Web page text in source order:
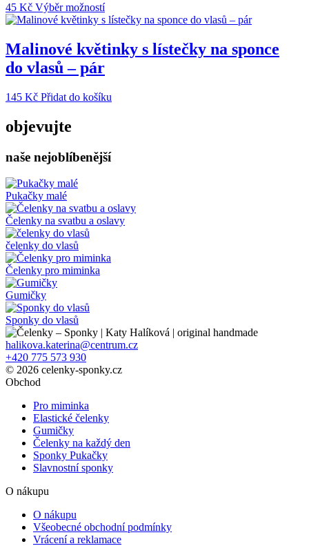
45 Kč Výběr možnostíTento
produkt
více
variant.
Možnosti
vybrat
na
Malinové květinky s lístečky na sponce
do vlasů – pár
145 Kč Přidat do košíku
objevujte
naše nejoblíbenější
Pukačky malé
Čelenky na svatbu a oslavy
čelenky do vlasů
Čelenky pro miminka
Gumičky
Sponky do vlasů
halikova.katerina@centrum.cz
+420 775 573 930
© 2026 celenky-sponky.cz
Obchod
Pro miminka
Elastické čelenky
Gumičky
Čelenky na každý den
Sponky Pukačky
Slavnostní sponky
O nákupu
O nákupu
Všeobecné obchodní podmínky
Vrácení a reklamace